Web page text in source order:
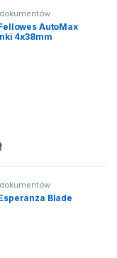
AutoMax
4x38mm
Blade